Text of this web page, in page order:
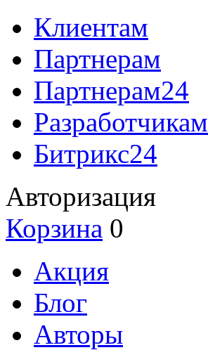
Клиентам
Партнерам
Партнерам24
Разработчикам
Битрикс24
Авторизация
Корзина 0
Акция
Блог
Авторы